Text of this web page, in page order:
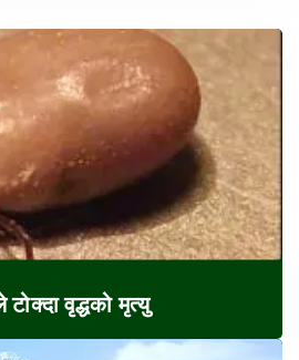
टोक्दा वृद्धको मृत्यु